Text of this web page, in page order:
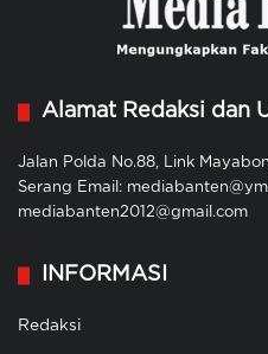
Alamat Redaksi dan
Jalan Polda No.88, Link
Serang Email:
mediabanten2012@gmail.com
INFORMASI
Redaksi